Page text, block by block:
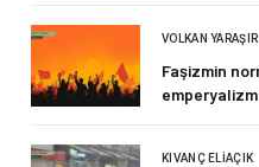
VOLKAN YARAŞIR
Faşizmin
KIVANÇ ELIAÇIK